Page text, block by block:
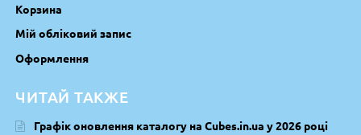
Корзина
Мій обліковий запис
Оформлення
ЧИТАЙ ТАКЖЕ
Графік оновлення каталогу на Cubes.in.ua у 2026 році